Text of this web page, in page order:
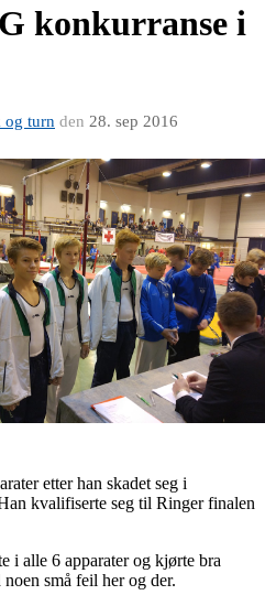
konkurranse i
og turn den 28. sep 2016
etter han skadet seg i
kvalifiserte seg til Ringer finalen
i alle 6 apparater og kjørte bra
små feil her og der.